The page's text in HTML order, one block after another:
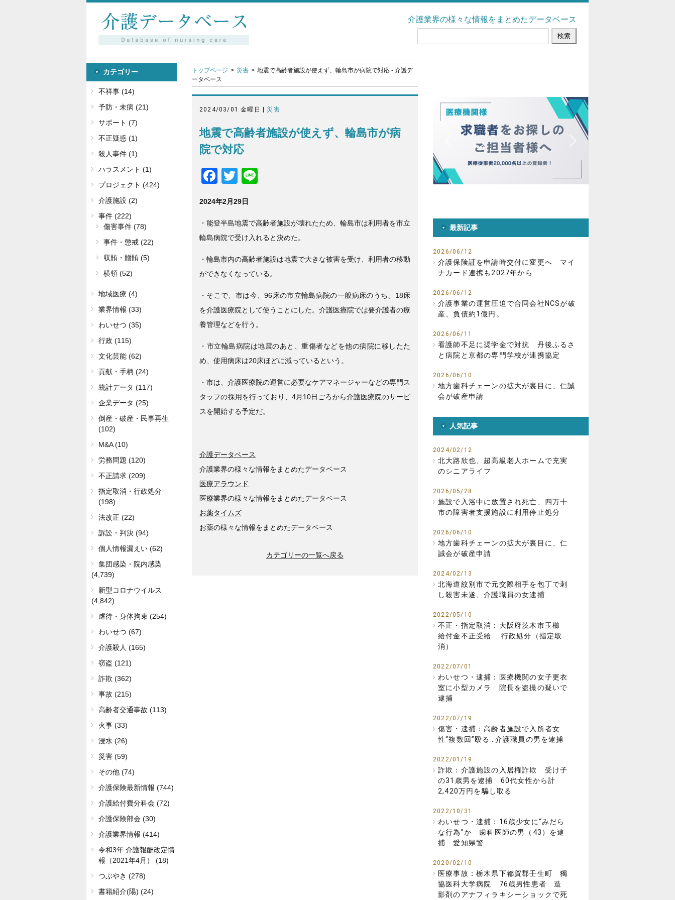
介護業界の様々な情報をまとめたデータベース
トップページ 災害
地震で高齢者施設が使えず、輪島市が病院で対応 - 介護デ
ータベース
2024/03/01 金曜日 | 災害
地震で高齢者施設が使えず、輪島市が病
院で対応
F
c
e
b
o
o
k
T
tt
er
2024年2月29日
・能登半島地震で高齢者施設が壊れたため、輪島市は利用者を市立
輪島病院で受け入れると決めた。
・輪島市内の高齢者施設は地震で大きな被害を受け、利用者の移動
ができなくなっている。
・そこで、市は今、96床の市立輪島病院の一般病床のうち、18床
を介護医療院として使うことにした。介護医療院では要介護者の療
養管理などを行う。
・市立輪島病院は地震のあと、重傷者などを他の病院に移したた
め、使用病床は20床ほどに減っているという。
・市は、介護医療院の運営に必要なケアマネージャーなどの専門ス
タッフの採用を行っており、4月10日ごろから介護医療院のサービ
スを開始する予定だ。
介護データベース
介護業界の様々な情報をまとめたデータベース
医療アラウンド
医療業界の様々な情報をまとめたデータベース
お薬タイムズ
お薬の様々な情報をまとめたデータベース
カテゴリーの一覧へ戻る
最新記事
2026/06/12
介護保険証を申請時交付に変更へ マイ
ナカード連携も2027年から
2026/06/12
介護事業の運営圧迫で合同会社NCSが破
産、負債約1億円。
2026/06/11
看護師不足に奨学金で対抗 丹後ふるさ
と病院と京都の専門学校が連携協定
2026/06/10
地方歯科チェーンの拡大が裏目に、仁誠
会が破産申請
人気記事
2024/02/12
北大路欣也、超高級老人ホームで充実
のシニアライフ
2026/05/28
施設で入浴中に放置され死亡、四万十
市の障害者支援施設に利用停止処分
2026/06/10
地方歯科チェーンの拡大が裏目に、仁
誠会が破産申請
2024/02/13
北海道紋別市で元交際相手を包丁で刺
し殺害未遂、介護職員の女逮捕
2022/05/10
不正・指定取消：大阪府茨木市玉櫛
給付金不正受給 行政処分（指定取
消）
2022/07/01
わいせつ・逮捕：医療機関の女子更衣
室に小型カメラ 院長を盗撮の疑いで
逮捕
2022/07/19
傷害・逮捕：高齢者施設で入所者女
性“複数回”殴る…介護職員の男を逮捕
2022/01/19
詐欺：介護施設の入居権詐欺 受け子
の31歳男を逮捕 60代女性から計
2,420万円を騙し取る
2022/10/31
わいせつ・逮捕：16歳少女に“みだら
な行為”か 歯科医師の男（43）を逮
捕 愛知県警
2020/02/10
医療事故：栃木県下都賀郡壬生町 獨
協医科大学病院 76歳男性患者 造
影剤のアナフィラキシーショックで死
カテゴリー
不祥事 (14)
予防・未病 (21)
サポート (7)
不正疑惑 (1)
殺人事件 (1)
ハラスメント (1)
プロジェクト (424)
介護施設 (2)
事件 (222)
傷害事件 (78)
事件・懲戒 (22)
収賄・贈賄 (5)
横領 (52)
地域医療 (4)
業界情報 (33)
わいせつ (35)
行政 (115)
文化芸能 (62)
貢献・手柄 (24)
統計データ (117)
企業データ (25)
倒産・破産・民事再生
(102)
M&A (10)
労務問題 (120)
不正請求 (209)
指定取消・行政処分
(198)
法改正 (22)
訴訟・判決 (94)
個人情報漏えい (62)
集団感染・院内感染
(4,739)
新型コロナウイルス
(4,842)
虐待・身体拘束 (254)
わいせつ (67)
介護殺人 (165)
窃盗 (121)
詐欺 (362)
事故 (215)
高齢者交通事故 (113)
火事 (33)
浸水 (26)
災害 (59)
その他 (74)
介護保険最新情報 (744)
介護給付費分科会 (72)
介護保険部会 (30)
介護業界情報 (414)
令和3年 介護報酬改定情
報（2021年4月） (18)
つぶやき (278)
書籍紹介(陽) (24)